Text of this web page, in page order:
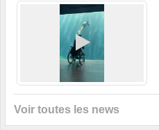
Voir toutes les news